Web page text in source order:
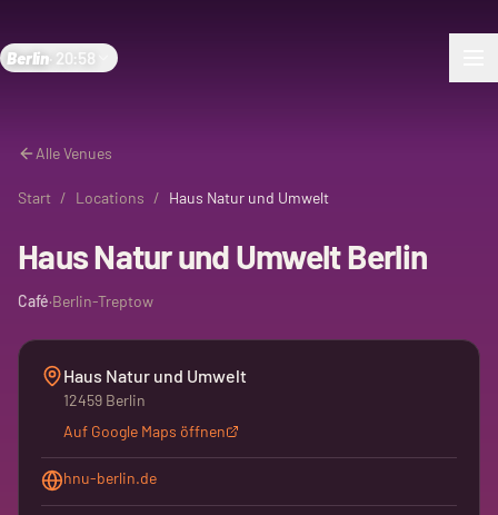
Berlin 20:58
Alle Venues
Start / Locations / Haus Natur und Umwelt
Haus Natur und Umwelt Berlin
Café·Berlin-Treptow
Haus Natur und Umwelt
12459 Berlin
Auf Google Maps öffnen
hnu-berlin.de